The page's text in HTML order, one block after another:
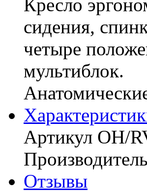
Кресло
сидения,
четыре
мультиблок.
Артикул OH/
Отзывы